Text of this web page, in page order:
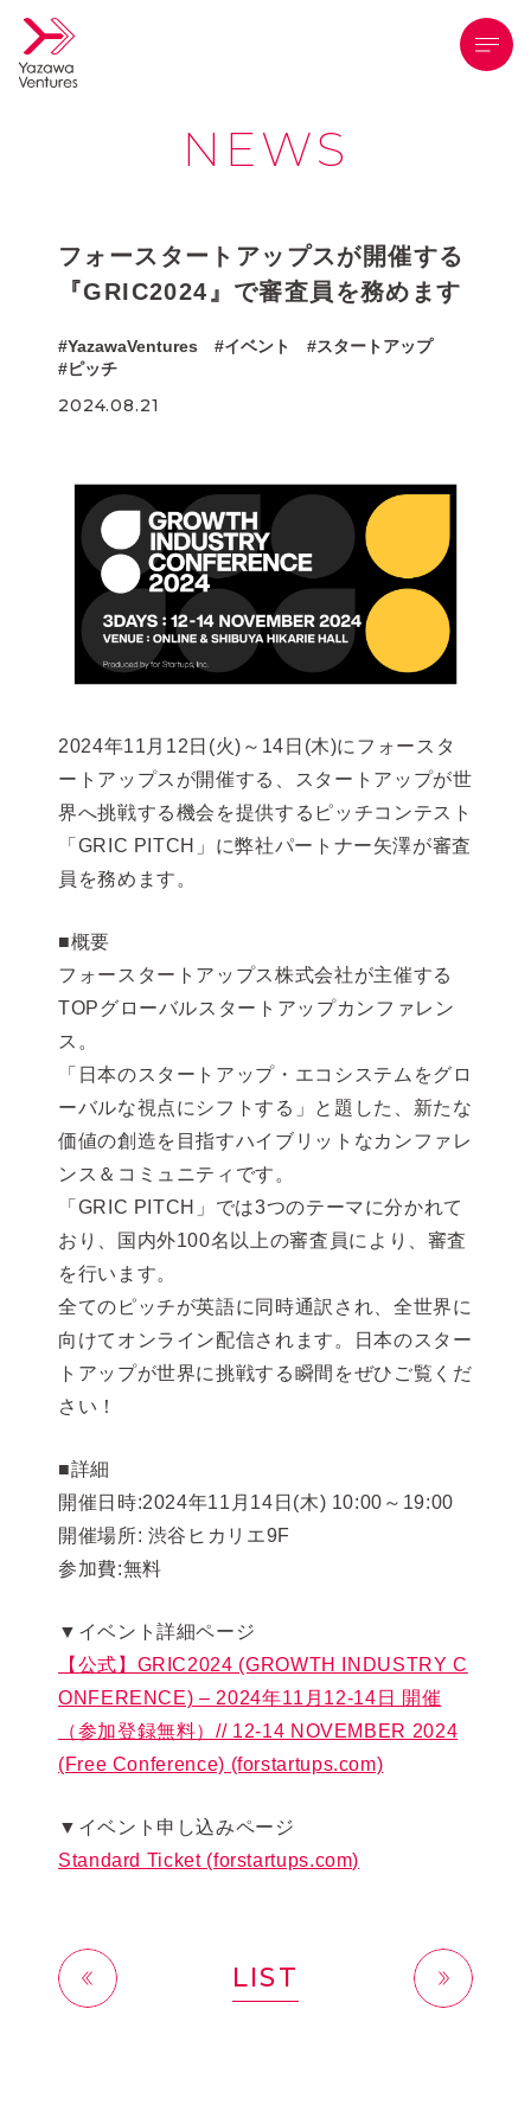
NEWS
フォースタートアップスが開催する
『GRIC2024』で審査員を務めます
YazawaVentures イベント
スタートアップ
ピッチ
2024.08.21
2024年11月12日(火)～14日(木)にフォースタ
ートアップスが開催する、スタートアップが世
界へ挑戦する機会を提供するピッチコンテスト
「GRIC PITCH」に弊社パートナー矢澤が審査
員を務めます。
■概要
フォースタートアップス株式会社が主催する
TOPグローバルスタートアップカンファレン
ス。
「日本のスタートアップ・エコシステムをグロ
ーバルな視点にシフトする」と題した、新たな
価値の創造を目指すハイブリットなカンファレ
ンス＆コミュニティです。
「GRIC PITCH」では3つのテーマに分かれて
おり、国内外100名以上の審査員により、審査
を行います。
全てのピッチが英語に同時通訳され、全世界に
向けてオンライン配信されます。日本のスター
トアップが世界に挑戦する瞬間をぜひご覧くだ
さい！
■詳細
開催日時:2024年11月14日(木) 10:00～19:00
開催場所: 渋谷ヒカリエ9F
参加費:無料
▼イベント詳細ページ
【公式】GRIC2024 (GROWTH INDUSTRY C
ONFERENCE) – 2024年11月12-14日 開催
（参加登録無料）// 12-14 NOVEMBER 2024
(Free Conference) (forstartups.com)
▼イベント申し込みページ
Standard Ticket (forstartups.com)
前へ LIST 次へ
メニ